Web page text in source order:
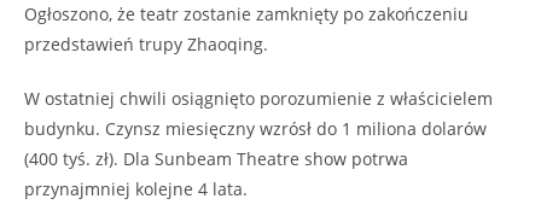
Ogłoszono, że teatr zostanie zamknięty po zakończeniu
przedstawień trupy Zhaoqing.
W ostatniej chwili osiągnięto porozumienie z właścicielem
budynku. Czynsz miesięczny wzrósł do 1 miliona dolarów
(400 tyś. zł). Dla Sunbeam Theatre show potrwa
przynajmniej kolejne 4 lata.